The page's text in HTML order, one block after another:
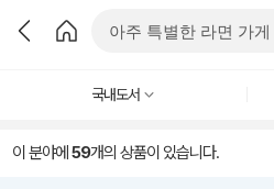
국내도서
이 분야에 59개의 상품이 있습니다.